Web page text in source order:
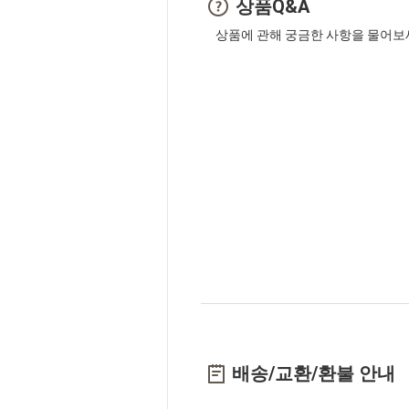
상품Q&A
상품에 관해 궁금한 사항을 물어보
배송/교환/환불 안내